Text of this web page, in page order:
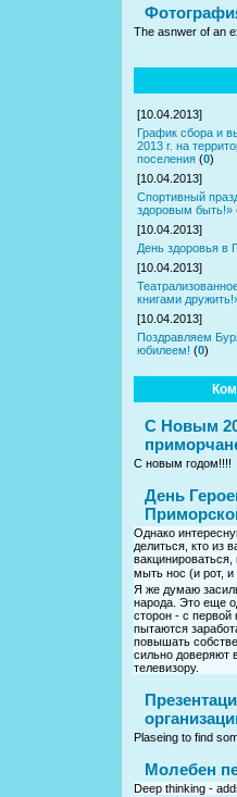
The asnwer of an
[10.04.2013]
График сбора и
2013 г. на
поселения (0)
[10.04.2013]
Спортивный
здоровым быть!»
[10.04.2013]
День здоровья
[10.04.2013]
книгами
[10.04.2013]
Поздравляем
юбилеем! (0)
С Новым
С новым годом!!!!
День
Однако
делиться, кто из
вакцинироваться,
мыть нос (и рот,
Я же думаю
народа. Это еще
сторон - с
пытаются
повышать
сильно доверяют
телевизору.
Plaseing to find
Молебен
Deep thinking -